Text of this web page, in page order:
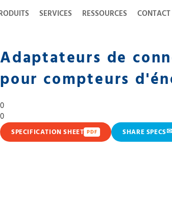
SERVICES RESSOURCES CONTACT
Adaptateurs de
pour compteurs
0
0
SPECIFICATION SHEET PDF SHARE SPECS✉